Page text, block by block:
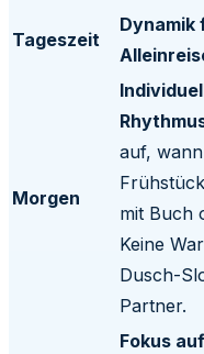
Tageszeit
Dynamik
Morgen
auf,
mit Buch
Keine
Dusch-
Partner.
Fokus